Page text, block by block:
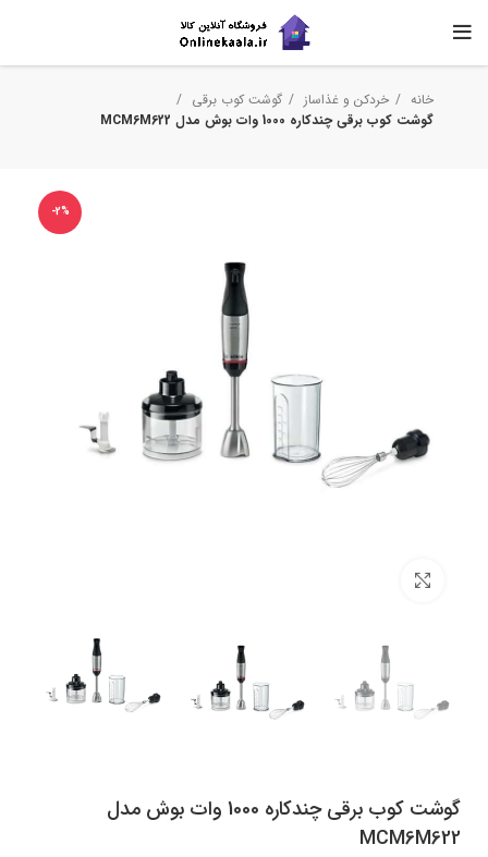
خانه خردکن و غذاساز
گوشت کوب برقی
گوشت کوب برقی چندکاره 1000 وات بوش مدل MCM6M622
-2%
گوشت کوب برقی چندکاره 1000 وات بوش مدل
MCM6M622